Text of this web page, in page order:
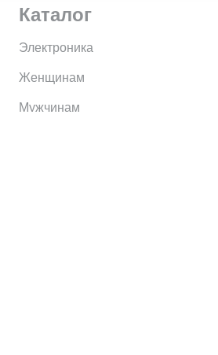
Каталог
Электроника
Женщинам
Мужчинам